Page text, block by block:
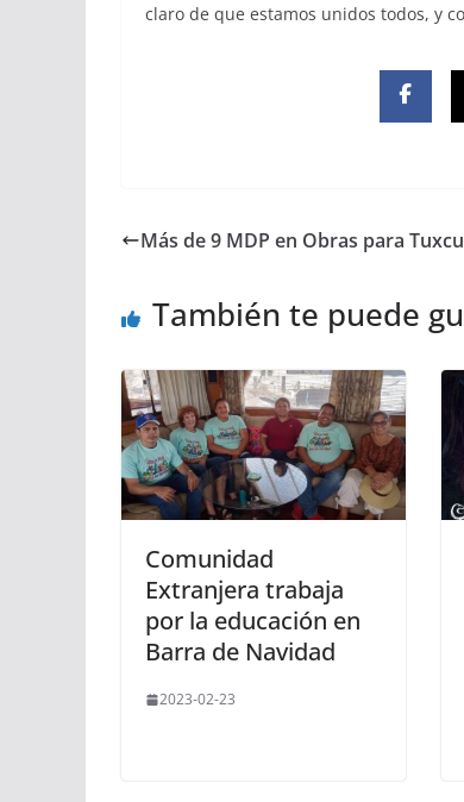
claro de que estamos unidos todos, y
Más de 9 MDP en Obras para
También te puede
Comunidad
Extranjera trabaja
por la educación en
Barra de Navidad
2023-02-23